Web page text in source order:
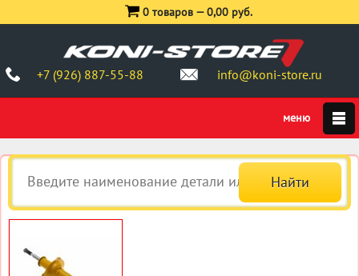
+7 (926) 887-55-88 info@koni-store.ru
0 товаров —0,00 руб.